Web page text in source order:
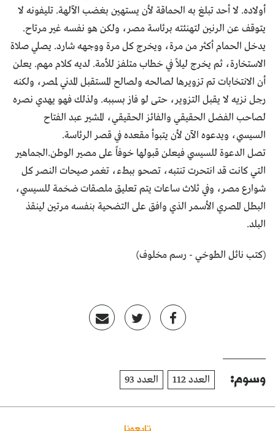
أولاده. لا أحد تبلغ به الحماقة لأن يستهين بغضب الآلهة. تليفونه لا
يتوقف عن الرنين لتهنئته برئاسة مصر، ولكن هو نفسه غير مرتاح.
يدخل الحمام أكثر من مرة، ويخرج كل مرة ووجهه شارد. يصلي صلاة
الاستخارة، ثم يخرج ليلاً في خطاب متلفز للأمة. لديه كلام مهم. يعلن
أن الانتخابات تم تزويرها لصالحه ولصالح المستقبل المدني لمصر، ولكنه
رجل نزيه لا يقبل التزوير، حتى لو فاز بسببه. ولذلك فهو يهدي نصره
لصاحب الفضل الحقيقي والفائز الحقيقي، المشير عبد الفتاح
السيسي، ويدعوه الآن لأن يتبوأ مقعده في قصر الرئاسة.
تصل الدعوة للسيسي فيعلن قبولها خوفاً على مصير الوطن.الجماهير
التي كانت قد انتحرت تنتبه، تصحو ببطء، تغمر صيحات النصر كل
شوارع مصر، وفي ثلاث ساعات يتم تعليق ملصقات ضخمة للسيسي،
البطل المصري الأسمر الذي وافق على التضحية بنفسه مرتين لينقذ
البلد.
(كتب نائل الطوخي - رسم مخلوف)
وسوم: العدد 112 العدد 93
تابعونا